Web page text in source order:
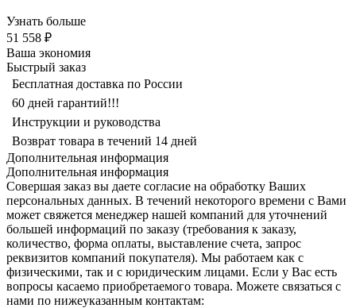
Узнать больше
51 558 ₽
Ваша экономия
Быстрый заказ
Бесплатная доставка по России
60 дней гарантий!!!
Инструкции и руководства
Возврат товара в течений 14 дней
Дополнительная информация
Дополнительная информация
Совершая заказ вы даете согласие на обработку Ваших
персональных данных. В течений некоторого времени с Вами
может свяжется менеджер нашей компаний для уточнений
большей информаций по заказу (требования к заказу,
количество, форма оплаты, выставление счета, запрос
реквизитов компаний покупателя). Мы работаем как с
физическими, так и с юридическим лицами. Если у Вас есть
вопросы касаемо приобретаемого товара. Можете связаться с
нами по нижеуказанным контактам: